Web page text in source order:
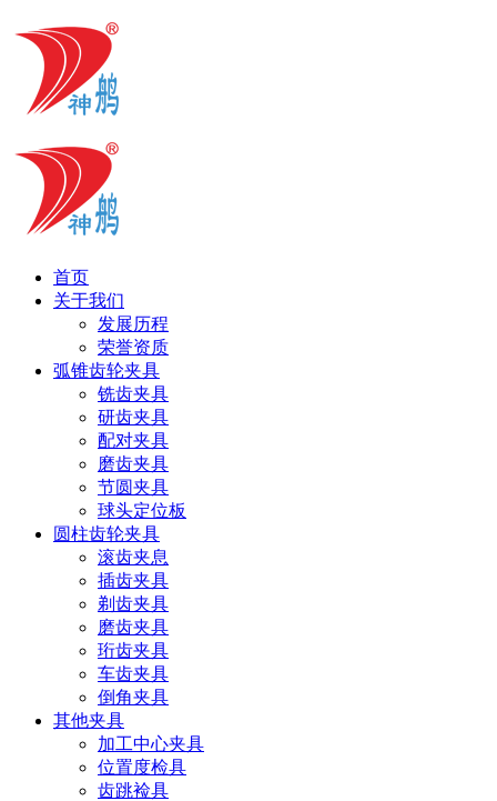
首页
关于我们
发展历程
荣誉资质
弧锥齿轮夹具
铣齿夹具
研齿夹具
配对夹具
磨齿夹具
节圆夹具
球头定位板
圆柱齿轮夹具
滚齿夹息
插齿夹具
剃齿夹具
磨齿夹具
珩齿夹具
车齿夹具
倒角夹具
其他夹具
加工中心夹具
位置度检具
齿跳裣具